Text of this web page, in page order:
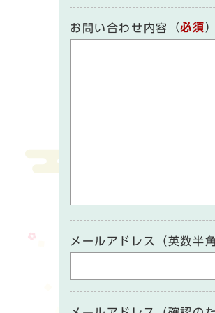
お問い合わせ内容 （必須）
メールアドレス（英数半角